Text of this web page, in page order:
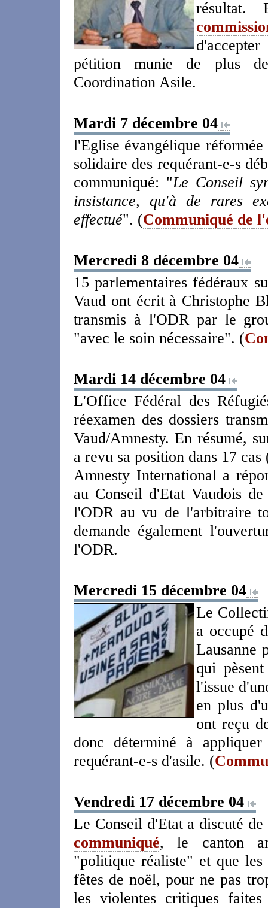
pétition munie de plus
Coordination Asile.
Mardi 7 décembre 04
l'Eglise évangélique
solidaire des requérant-e-s
communiqué: "Le Conseil
insistance, qu'à de rares
effectué". (Communiqué de
Mercredi 8 décembre 04
15 parlementaires fédéraux
Vaud ont écrit à Christophe
transmis à l'ODR par le
"avec le soin nécessaire". (
Mardi 14 décembre 04
L'Office Fédéral des
réexamen des dossiers
Vaud/Amnesty. En résumé,
a revu sa position dans 17 cas
Amnesty International a
au Conseil d'Etat Vaudois
l'ODR au vu de l'arbitraire
demande également
l'ODR.
Mercredi 15 décembre 04
Le
a occupé
Lausanne
qui
l'issue
en plus
ont reçu
donc déterminé à
requérant-e-s d'asile. (
Vendredi 17 décembre 04
Le Conseil d'Etat a discuté
communiqué, le canton
"politique réaliste" et que les
fêtes de noël, pour ne pas
les violentes critiques